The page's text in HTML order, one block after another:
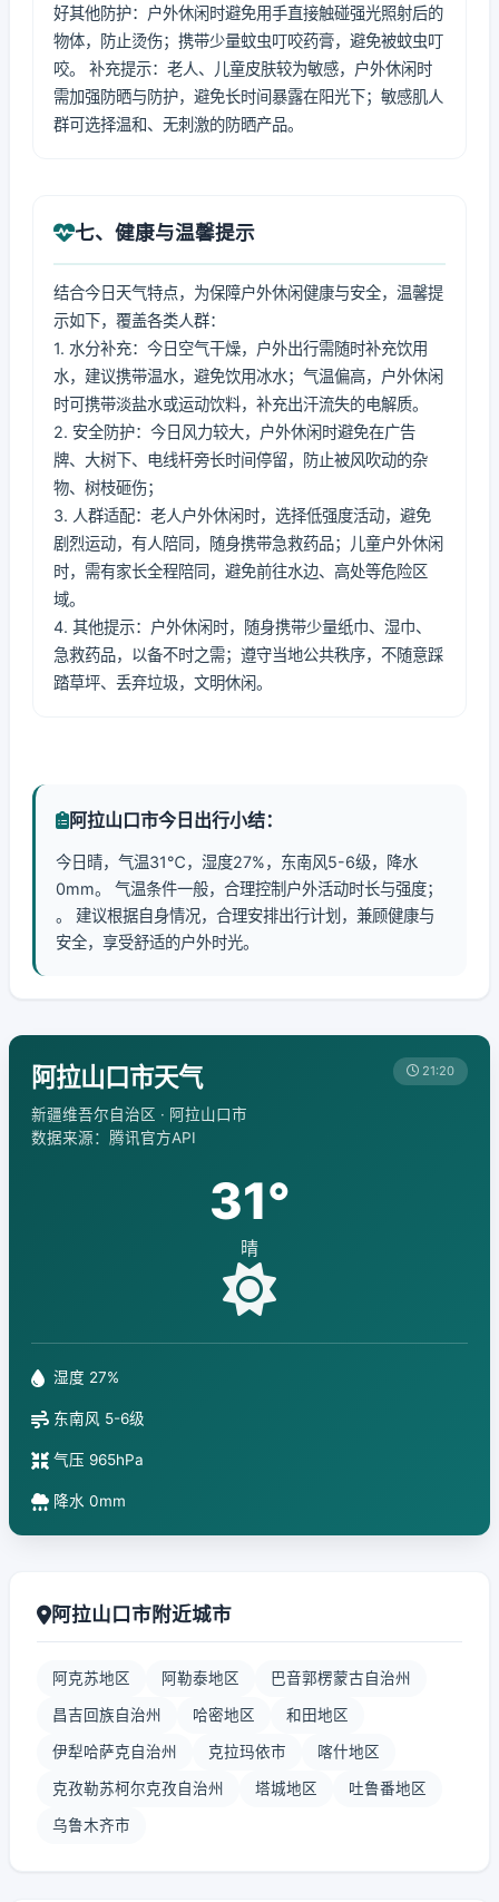
好其他防护：户外休闲时避免用手直接触碰强光照射后的
物体，防止烫伤；携带少量蚊虫叮咬药膏，避免被蚊虫叮
咬。 补充提示：老人、儿童皮肤较为敏感，户外休闲时
需加强防晒与防护，避免长时间暴露在阳光下；敏感肌人
群可选择温和、无刺激的防晒产品。
七、健康与温馨提示
结合今日天气特点，为保障户外休闲健康与安全，温馨提
示如下，覆盖各类人群：
1. 水分补充：今日空气干燥，户外出行需随时补充饮用
水，建议携带温水，避免饮用冰水；气温偏高，户外休闲
时可携带淡盐水或运动饮料，补充出汗流失的电解质。
2. 安全防护：今日风力较大，户外休闲时避免在广告
牌、大树下、电线杆旁长时间停留，防止被风吹动的杂
物、树枝砸伤；
3. 人群适配：老人户外休闲时，选择低强度活动，避免
剧烈运动，有人陪同，随身携带急救药品；儿童户外休闲
时，需有家长全程陪同，避免前往水边、高处等危险区
域。
4. 其他提示：户外休闲时，随身携带少量纸巾、湿巾、
急救药品，以备不时之需；遵守当地公共秩序，不随意踩
踏草坪、丢弃垃圾，文明休闲。
阿拉山口市今日出行小结：
今日晴，气温31℃，湿度27%，东南风5-6级，降水
0mm。 气温条件一般，合理控制户外活动时长与强度；
。 建议根据自身情况，合理安排出行计划，兼顾健康与
安全，享受舒适的户外时光。
阿拉山口市天气
新疆维吾尔自治区 · 阿拉山口市
数据来源：腾讯官方API
21:20
31°
晴
湿度 27%
东南风 5-6级
气压 965hPa
降水 0mm
阿拉山口市附近城市
阿克苏地区 阿勒泰地区 巴音郭楞蒙古自治州
昌吉回族自治州 哈密地区 和田地区
伊犁哈萨克自治州 克拉玛依市 喀什地区
克孜勒苏柯尔克孜自治州 塔城地区 吐鲁番地区
乌鲁木齐市